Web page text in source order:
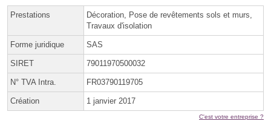
Prestations
Décoration, Pose de revêtements sols et murs,
Travaux d'isolation
Forme juridique SAS
SIRET 79011970500032
N° TVA Intra. FR03790119705
Création 1 janvier 2017
C'est votre entreprise ?